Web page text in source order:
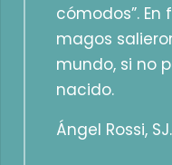
cómodos”. En
magos
mundo, si no
nacido.
Ángel Rossi, SJ.